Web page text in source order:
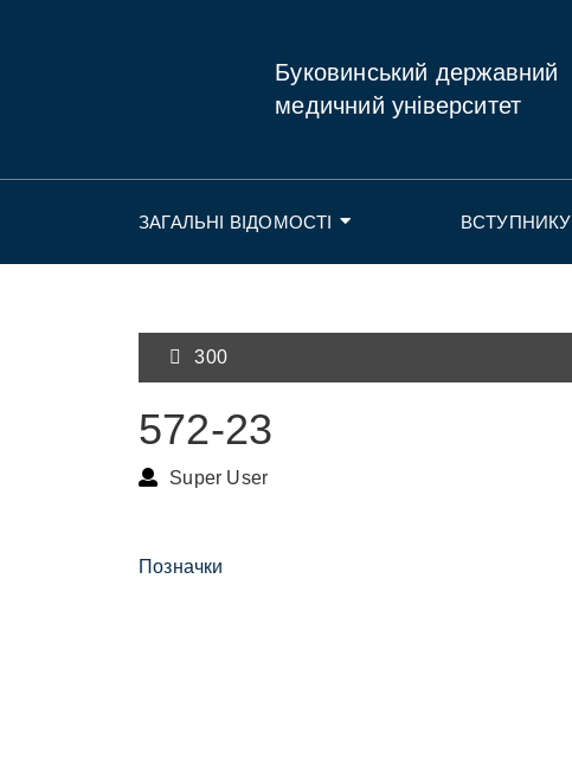
Буковинський державний
медичний університет
ЗАГАЛЬНІ ВІДОМОСТІ ВСТУПНИКУ
300
572-23
Super User
Позначки